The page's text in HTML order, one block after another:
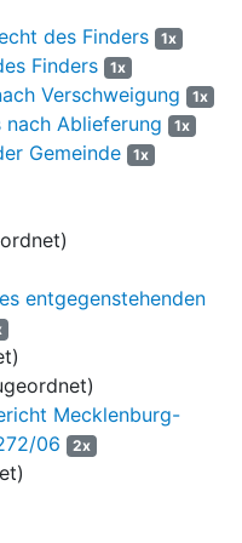
Tierschutzverein Gießen
einen "Fundtiervertrag". In
TSV Gießen, Fundtiere aus
in seinem Tierheim
und bis zur
2008 wurden die
in der „Heimat-
der Beklagten,
darüber informiert, dass
im Gemeindegebiet der
zuständig sei. Eine
geforderte finanzielle
nachweisliche
der im Gemeindegebiet
und 2008 aufgegriffenen
erzielt werden.
2008 forderte der Kläger
für die in den
„Fundtiere“ auf. Den
des Finders 1x
Finders 1x
Verschweigung 1x
nach Ablieferung 1x
Gemeinde 1x
entgegenstehenden
Mecklenburg-
06
2x